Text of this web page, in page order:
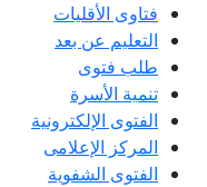
فتاوى الأقليات
التعليم عن بعد
طلب فتوى
تنمية الأسرة
الفتوى الإلكترونية
المركز الإعلامى
الفتوى الشفوية